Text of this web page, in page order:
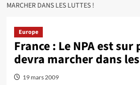
MARCHER DANS LES LUTTES !
Europe
France : Le NPA est
devra marcher dans
19 mars 2009